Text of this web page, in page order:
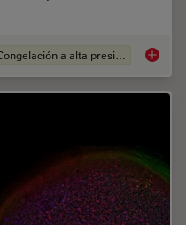
Congelación a alta presión Waffle